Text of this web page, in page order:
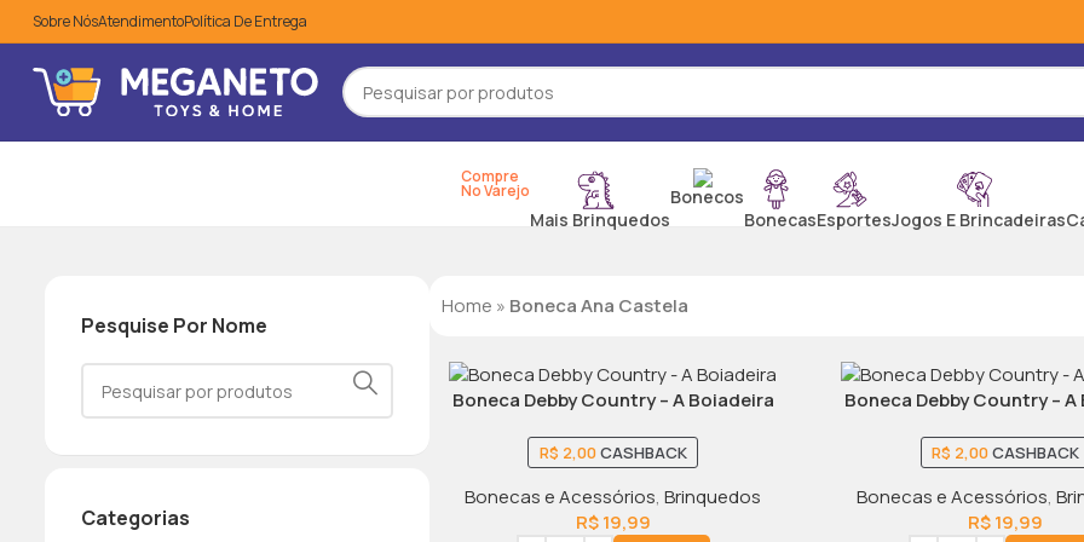
Sobre NósAtendimentoPolítica De Entrega
Compre
No Varejo
Mais Brinquedos
Bonecos
BonecasEsportesJogos E Brincadeiras
Pesquise Por Nome
Categorias
Home » Boneca Ana Castela
Boneca Debby Country – A Boiadeira
R$ 2,00CASHBACK
Bonecas e Acessórios,Brinquedos
R$19,99
Boneca Debby Country –
R$ 2,00CASHBACK
Bonecas e Acessórios,
R$19,99